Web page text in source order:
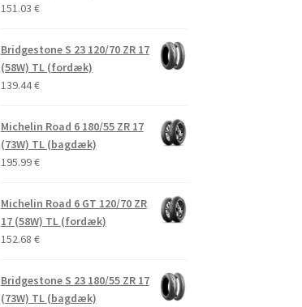
151.03 €
Bridgestone S 23 120/70 ZR 17
(58W) TL (fordæk)
139.44€
Michelin Road 6 180/55 ZR 17
(73W) TL (bagdæk)
195.99€
Michelin Road 6 GT 120/70 ZR
17 (58W) TL (fordæk)
152.68 €
Bridgestone S 23 180/55 ZR 17
(73W) TL (bagdæk)